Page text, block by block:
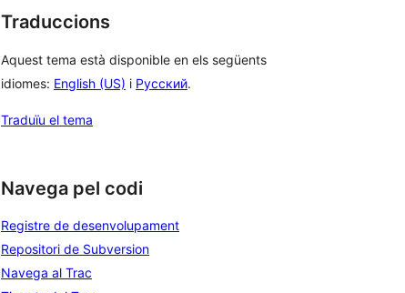
Traduccions
Aquest tema està disponible en els següents
idiomes: English (US) i Русский.
Traduïu el tema
Navega pel codi
Registre de desenvolupament
Repositori de Subversion
Navega al Trac